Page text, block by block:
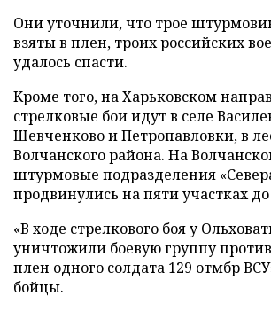
Они уточнили, что трое
взяты в плен, троих российских
удалось спасти.
Кроме того, на Харьковском
стрелковые бои идут в селе
Шевченково и Петропавловки, в
Волчанского района. На
штурмовые подразделения
продвинулись на пяти участках
«В ходе стрелкового боя у
уничтожили боевую группу
плен одного солдата 129 отмбр
бойцы.